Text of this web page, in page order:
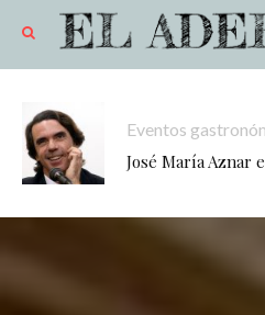
Eventos
José María Aznar